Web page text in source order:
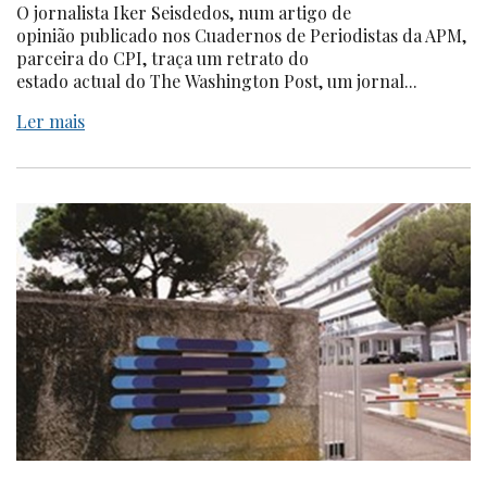
O jornalista Iker Seisdedos, num artigo de
opinião publicado nos Cuadernos de Periodistas da APM,
parceira do CPI, traça um retrato do
estado actual do The Washington Post, um jornal...
Ler mais